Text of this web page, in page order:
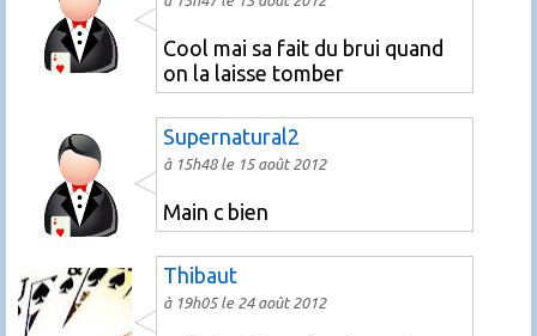
Cool mai sa fait du brui quand
on la laisse tomber
Supernatural2
à 15h48 le 15 août 2012
Main c bien
Thibaut
à 19h05 le 24 août 2012